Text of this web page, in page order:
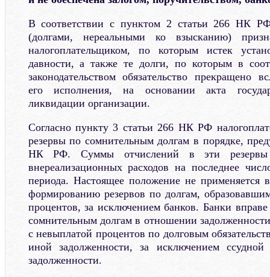
В соответствии с пунктом 2 статьи 266 НК
(долгами, нереальными ко взысканию)
налогоплательщиком, по которым истек
давности, а также те долги, по которым в
законодательством обязательство прекращено
его исполнения, на основании акта
ликвидации организации.
Согласно пункту 3 статьи 266 НК РФ
резервы по сомнительным долгам в порядке,
НК РФ. Суммы отчислений в эти резервы
внереализационных расходов на последнее
периода. Настоящее положение не применяется
формированию резервов по долгам,
процентов, за исключением банков. Банки
сомнительным долгам в отношении
с невыплатой процентов по долговым
иной задолженности, за исключением
задолженности.